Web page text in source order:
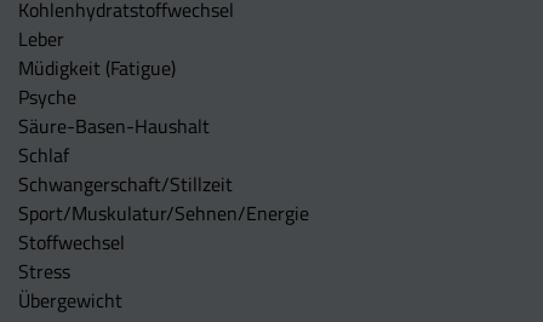
Kohlenhydratstoffwechsel
Leber
Müdigkeit (Fatigue)
Psyche
Säure-Basen-Haushalt
Schlaf
Schwangerschaft/Stillzeit
Sport/Muskulatur/Sehnen/Energie
Stoffwechsel
Stress
Übergewicht